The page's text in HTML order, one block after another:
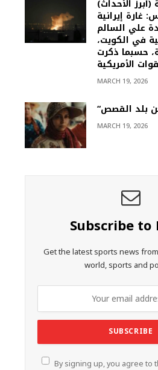
(أبرز الأحداث) الأخبار العاجلة
15 مارس: غارة إيرانية
علي السالم
في الكويت،
حسبما ذكرت
MARCH 19, 2026
MARCH 19, 2026
Subscribe to
Get the latest sports news
world, sports and
By signing up, you agree to